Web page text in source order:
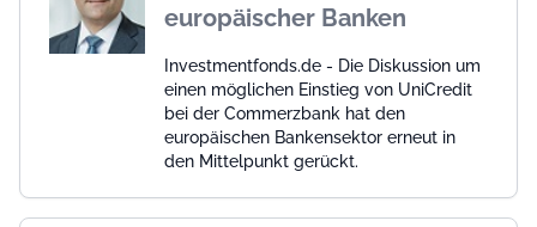
europäischer Banken
Investmentfonds.de - Die Diskussion um
einen möglichen Einstieg von UniCredit
bei der Commerzbank hat den
europäischen Bankensektor erneut in
den Mittelpunkt gerückt.